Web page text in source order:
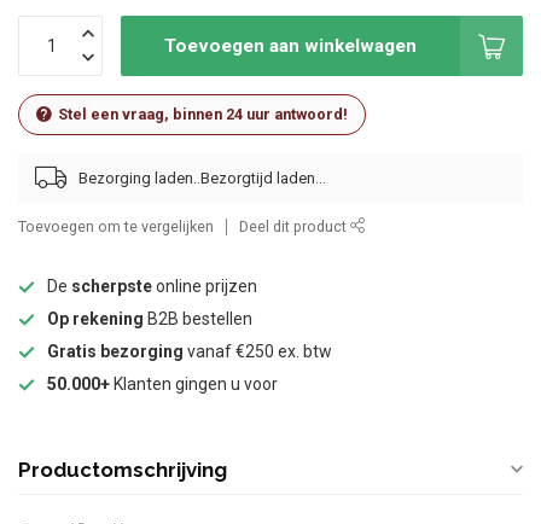
Toevoegen aan winkelwagen
Stel een vraag, binnen 24 uur antwoord!
Bezorging laden..
Toevoegen om te vergelijken Deel dit product
De scherpsteonline prijzen
Op rekening B2B bestellen
Gratis bezorging vanaf €250 ex. btw
50.000+ Klanten gingen u voor
Productomschrijving